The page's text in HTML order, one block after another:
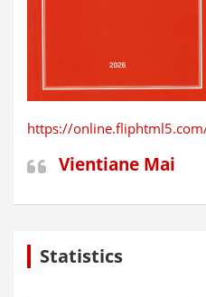
https://
Vientiane Mai
Statistics